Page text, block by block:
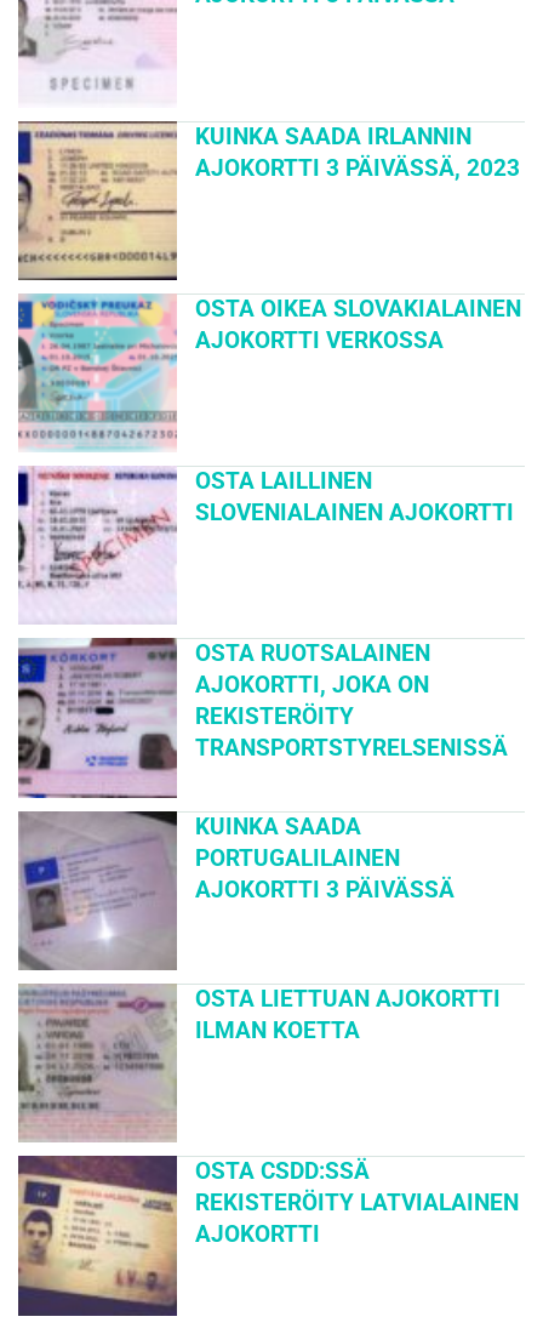
KUINKA SAADA IRLANNIN
AJOKORTTI 3 PÄIVÄSSÄ, 2023
OSTA OIKEA SLOVAKIALAINEN
AJOKORTTI VERKOSSA
OSTA LAILLINEN
SLOVENIALAINEN AJOKORTTI
OSTA RUOTSALAINEN
AJOKORTTI, JOKA ON
REKISTERÖITY
TRANSPORTSTYRELSENISSÄ
KUINKA SAADA
PORTUGALILAINEN
AJOKORTTI 3 PÄIVÄSSÄ
OSTA LIETTUAN AJOKORTTI
ILMAN KOETTA
OSTA CSDD:SSÄ
REKISTERÖITY LATVIALAINEN
AJOKORTTI